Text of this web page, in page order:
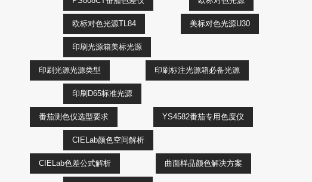
欧标对色光源TL84 美标对色光源U30
印刷光源箱美标光源
印刷光源光源类型 印刷标注光源箱必备光源
印刷D65标准光源
番茄测色仪选型要求 YS4582番茄专用色度仪
CIELab颜色空间解析
CIELab色差公式解析 曲面样品颜色解决方案